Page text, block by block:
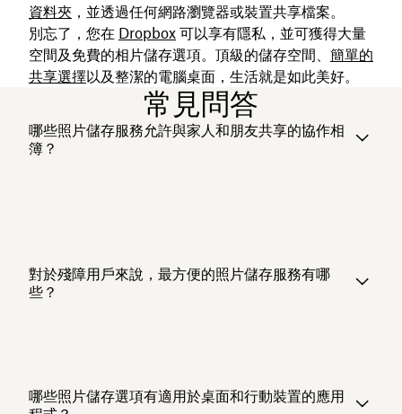
資料夾 ，並透過任何網路瀏覽器或裝置共享檔案。
別忘了，您在 Dropbox 可以享有隱私，並可獲得大量
空間及免費的相片儲存選項。頂級的儲存空間、 簡單的
共享選擇以及整潔的電腦桌面，生活就是如此美好。
常見問答
哪些照片儲存服務允許與家人和朋友共享的協作相
簿？
對於殘障用戶來說，最方便的照片儲存服務有哪
些？
哪些照片儲存選項有適用於桌面和行動裝置的應用